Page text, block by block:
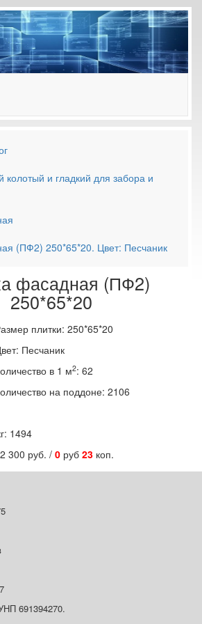
колотый и гладкий для забора и
(ПФ2) 250*65*20. Цвет: Песчаник
фасадная (ПФ2)
250*65*20
плитки: 250*65*20
Песчаник
в 1 м2: 62
на поддоне: 2106
1494
300 руб. / 0 руб 23 коп.
691394270.